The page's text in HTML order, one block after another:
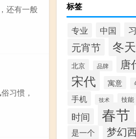
还有一般
习惯，
标签
专业 中国
元宵节 冬天
北京 品牌 唐
宋代 寓意
手机 技术 技能
时间 春节
是一个 梦幻